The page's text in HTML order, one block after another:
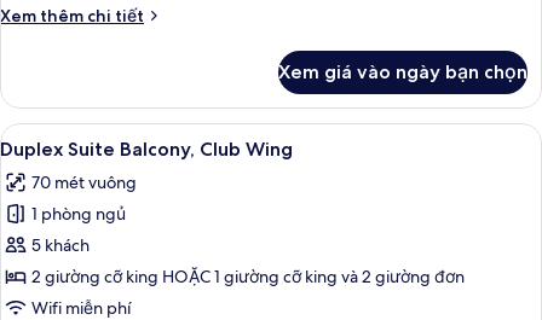
Wing
Xem thêm chi tiết
Chi
Executive
Duplex
Suite,
Club
Wing
Xem giá vào ngày bạn chọn
Xem
tất
cả
ảnh
Duplex
Suite
Balcony,
Duplex Suite Balcony, Club Wing |
8
Duplex Suite Balcony, Club Wing
70 mét vuông
1 phòng ngủ
5 khách
2 giường cỡ king HOẶC 1 giường cỡ king và 2 giường đơn
Wifi miễn phí